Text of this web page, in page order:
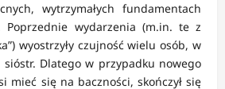
wytrzymałych fundamentach
Poprzednie wydarzenia (m.in. te z
wyostrzyły czujność wielu osób, w
Dlatego w przypadku nowego
mieć się na baczności, skończył się